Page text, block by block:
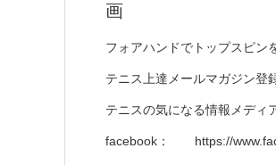
画
フォアハンドでトップスピン
テニス上達メールマガジン
テニスの気になる情報メ
facebook： https://